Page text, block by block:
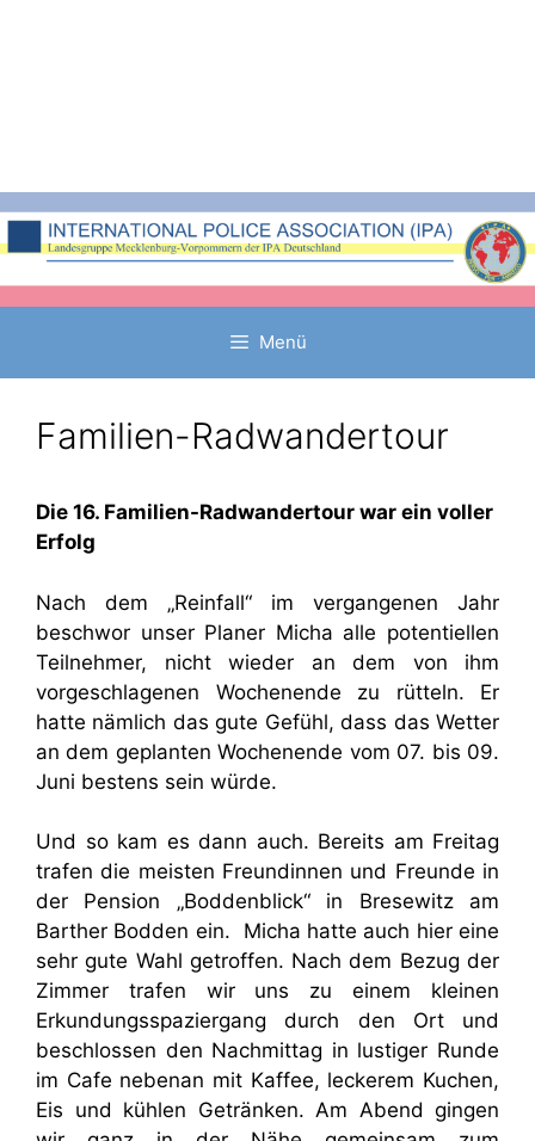
Menü
Familien-Radwandertour
Die 16. Familien-Radwandertour war ein voller
Erfolg
Nach dem „Reinfall“ im vergangenen Jahr
beschwor unser Planer Micha alle potentiellen
Teilnehmer, nicht wieder an dem von ihm
vorgeschlagenen Wochenende zu rütteln. Er
hatte nämlich das gute Gefühl, dass das Wetter
an dem geplanten Wochenende vom 07. bis 09.
Juni bestens sein würde.
Und so kam es dann auch. Bereits am Freitag
trafen die meisten Freundinnen und Freunde in
der Pension „Boddenblick“ in Bresewitz am
Barther Bodden ein. Micha hatte auch hier eine
sehr gute Wahl getroffen. Nach dem Bezug der
Zimmer trafen wir uns zu einem kleinen
Erkundungsspaziergang durch den Ort und
beschlossen den Nachmittag in lustiger Runde
im Cafe nebenan mit Kaffee, leckerem Kuchen,
Eis und kühlen Getränken. Am Abend gingen